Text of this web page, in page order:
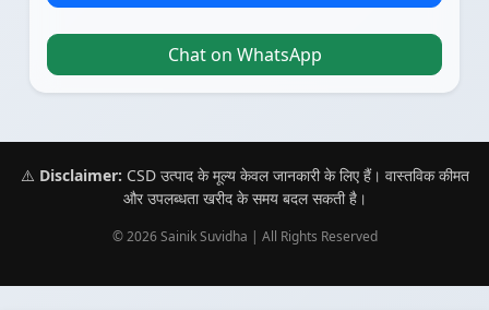
Chat on WhatsApp
⚠️ Disclaimer: CSD उत्पाद के मूल्य केवल जानकारी के लिए हैं। वास्तविक कीमत
और उपलब्धता खरीद के समय बदल सकती है।
© 2026 Sainik Suvidha | All Rights Reserved